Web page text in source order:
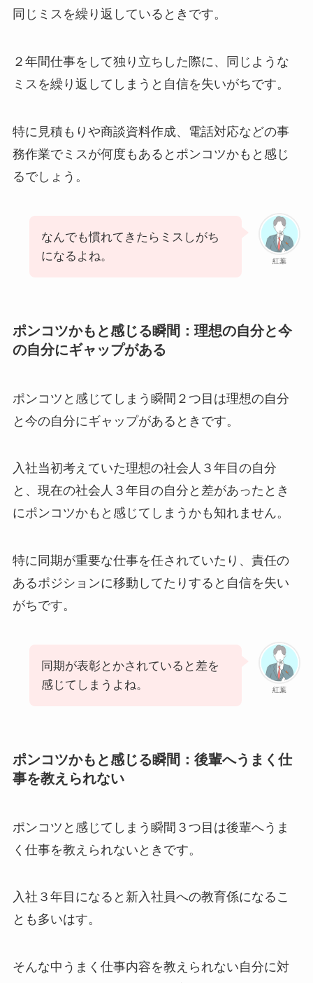
同じミスを繰り返しているときです。
２年間仕事をして独り立ちした際に、同じような
ミスを繰り返してしまうと自信を失いがちです。
特に見積もりや商談資料作成、電話対応などの事
務作業でミスが何度もあるとポンコツかもと感じ
るでしょう。
紅葉
なんでも慣れてきたらミスしがち
になるよね。
ポンコツかもと感じる瞬間：理想の自分と今
の自分にギャップがある
ポンコツと感じてしまう瞬間２つ目は理想の自分
と今の自分にギャップがあるときです。
入社当初考えていた理想の社会人３年目の自分
と、現在の社会人３年目の自分と差があったとき
にポンコツかもと感じてしまうかも知れません。
特に同期が重要な仕事を任されていたり、責任の
あるポジションに移動してたりすると自信を失い
がちです。
紅葉
同期が表彰とかされていると差を
感じてしまうよね。
ポンコツかもと感じる瞬間：後輩へうまく仕
事を教えられない
ポンコツと感じてしまう瞬間３つ目は後輩へうま
く仕事を教えられないときです。
入社３年目になると新入社員への教育係になるこ
とも多いはす。
そんな中うまく仕事内容を教えられない自分に対